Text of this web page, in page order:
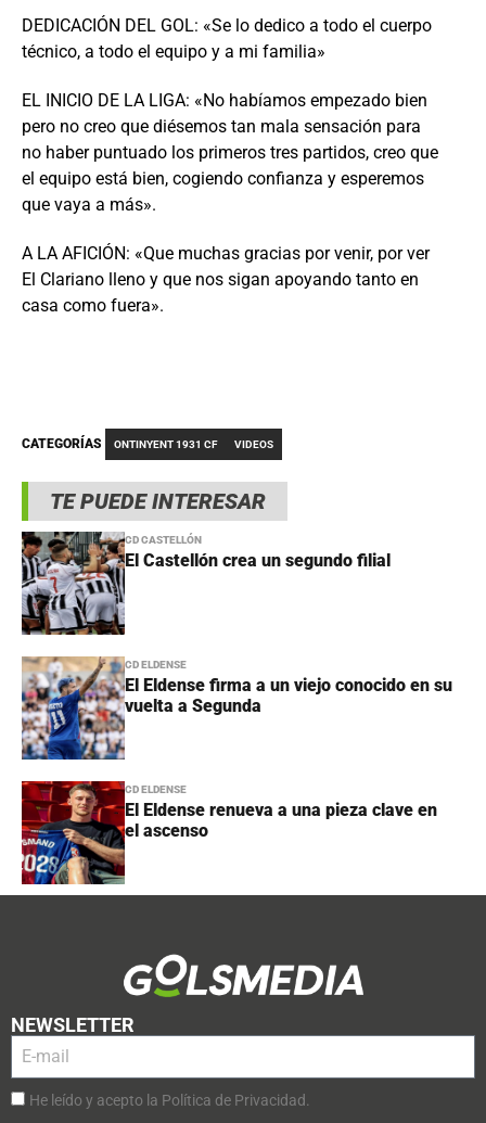
TE PUEDE INTERESAR
CD CASTELLÓN
El Castellón crea un segundo filial
CD ELDENSE
El Eldense firma a un viejo conocido en su
vuelta a Segunda
CD ELDENSE
El Eldense renueva a una pieza clave en
el ascenso
DEDICACIÓN DEL GOL: «Se lo dedico a todo el cuerpo
técnico, a todo el equipo y a mi familia»
EL INICIO DE LA LIGA: «No habíamos empezado bien
pero no creo que diésemos tan mala sensación para
no haber puntuado los primeros tres partidos, creo que
el equipo está bien, cogiendo confianza y esperemos
que vaya a más».
A LA AFICIÓN: «Que muchas gracias por venir, por ver
El Clariano lleno y que nos sigan apoyando tanto en
casa como fuera».
CATEGORÍAS ONTINYENT 1931 CF VIDEOS
NEWSLETTER
He leído y acepto la Política de Privacidad.